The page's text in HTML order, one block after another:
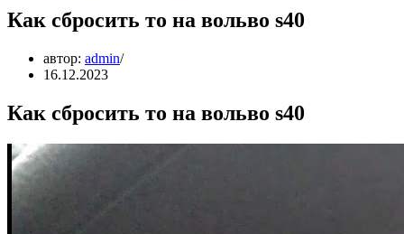
Как сбросить то на вольво s40
автор: admin
16.12.2023
Как сбросить то на вольво s40